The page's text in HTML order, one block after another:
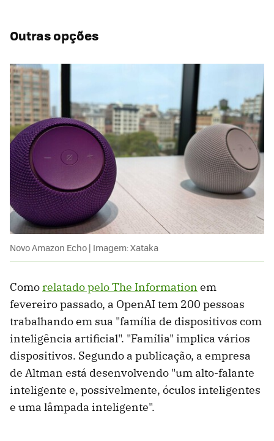
Outras opções
Novo Amazon Echo | Imagem: Xataka
Comorelatado pelo The Information em
fevereiro passado, a OpenAI tem 200 pessoas
trabalhando em sua "família de dispositivos com
inteligência artificial". "Família" implica vários
dispositivos. Segundo a publicação, a empresa
de Altman está desenvolvendo "um alto-falante
inteligente e, possivelmente, óculos inteligentes
e uma lâmpada inteligente".